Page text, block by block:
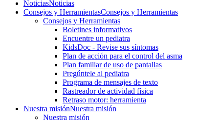
NoticiasNoticias
Consejos y HerramientasConsejos y Herramientas
Consejos y Herramientas
Boletines informativos
Encuentre un pediatra
KidsDoc - Revise sus síntomas
Plan de acción para el control del asma
Plan familiar de uso de pantallas
Pregúntele al pediatra
Programa de mensajes de texto
Rastre​​ador de activida​d física
Retraso motor: herramienta
Nuestra misiónNuestra misión
Nuestra misión